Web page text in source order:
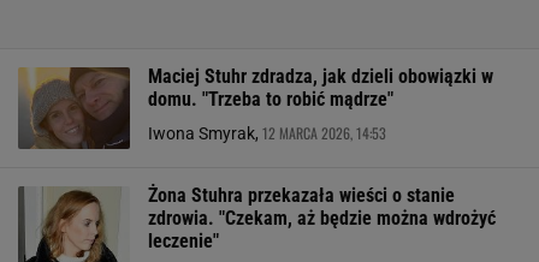
Maciej Stuhr zdradza, jak dzieli obowiązki w
domu. "Trzeba to robić mądrze"
Iwona Smyrak, 12 MARCA 2026, 14:53
Żona Stuhra przekazała wieści o stanie
zdrowia. "Czekam, aż będzie można wdrożyć
leczenie"